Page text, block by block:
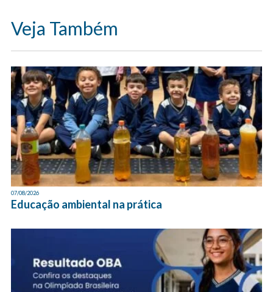
Veja Também
07/08/2026
Educação ambiental na prática